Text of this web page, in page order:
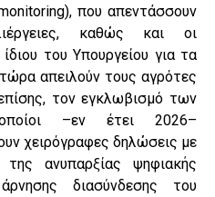
που απεντάσσουν
καθώς και οι
του Υπουργείου για τα
απειλούν τους αγρότες
τον εγκλωβισμό των
–εν έτει 2026–
χειρόγραφες δηλώσεις με
ανυπαρξίας ψηφιακής
διασύνδεσης του